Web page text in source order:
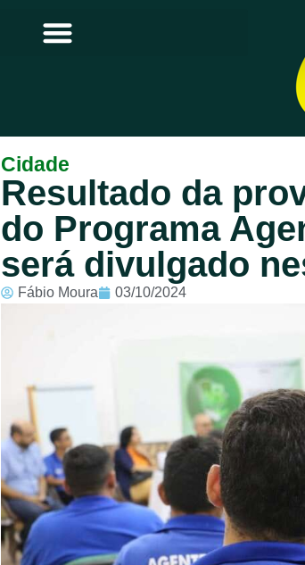
Principal
Notícias
Programação
Equipe
Contato
Cidade
Resultado da
do Programa
será divulgado
Fábio Moura 03/10/2024